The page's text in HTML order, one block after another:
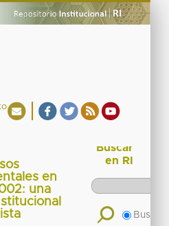
en
una
Buscar
en RI
Buscar